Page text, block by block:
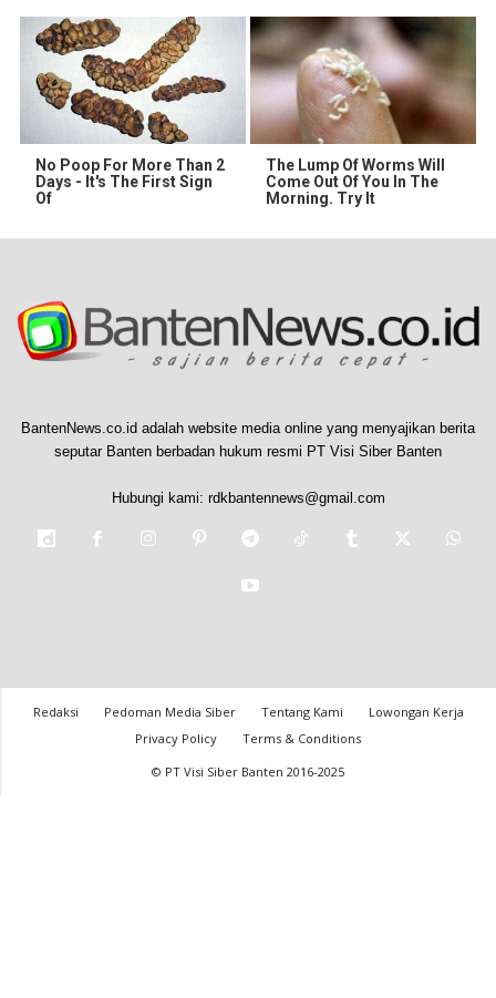
No Poop For More Than 2
Days - It's The First Sign
Of
The Lump Of Worms Will
Come Out Of You In The
Morning. Try It
BantenNews.co.id adalah website media online yang menyajikan berita
seputar Banten berbadan hukum resmi PT Visi Siber Banten
Hubungi kami: rdkbantennews@gmail.com
Redaksi Pedoman Media Siber Tentang Kami
Lowongan Kerja
Privacy Policy
Terms & Conditions
© PT Visi Siber Banten 2016-2025